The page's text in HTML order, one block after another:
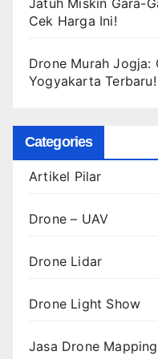
Jatuh Miskin Gara-
Cek Harga Ini!
Drone Murah Jogja:
Yogyakarta Terbaru!
Categories
Artikel Pilar
Drone – UAV
Drone Lidar
Drone Light Show
Jasa Drone Mapping